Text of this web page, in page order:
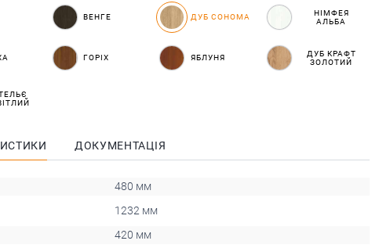
ВЕНГЕ ДУБ СОНОМА
НІМФЕЯ
АЛЬБА
ГОРІХ ЯБЛУНЯ
ДУБ КРАФТ
ЗОЛОТИЙ
ДОКУМЕНТАЦІЯ
480 мм
1232 мм
420 мм